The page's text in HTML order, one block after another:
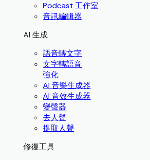
Podcast 工作室
音訊編輯器
AI 生成
語音轉文字
文字轉語音
強化
AI 音樂生成器
AI 音效生成器
變聲器
去人聲
提取人聲
修復工具